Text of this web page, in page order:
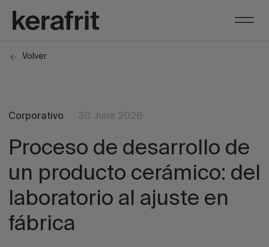
Volver
Corporativo 30 June 2026
Proceso de desarrollo de
un producto cerámico: del
laboratorio al ajuste en
fábrica